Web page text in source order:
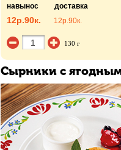
навынос доставка
12р.90к. 12р.90к.
130 г
Сырники с